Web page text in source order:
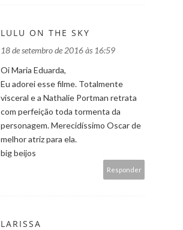
LULU ON THE SKY
18 de setembro de 2016 às 16:59
Oi Maria Eduarda,
Eu adorei esse filme. Totalmente
visceral e a Nathalie Portman retrata
com perfeição toda tormenta da
personagem. Merecidíssimo Oscar de
melhor atriz para ela.
big beijos
Responder
LARISSA